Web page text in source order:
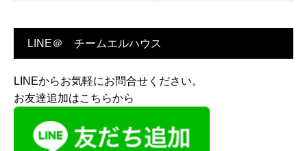
LINE＠ チームエルハウス
LINEからお気軽にお問合せください。
お友達追加はこちらから